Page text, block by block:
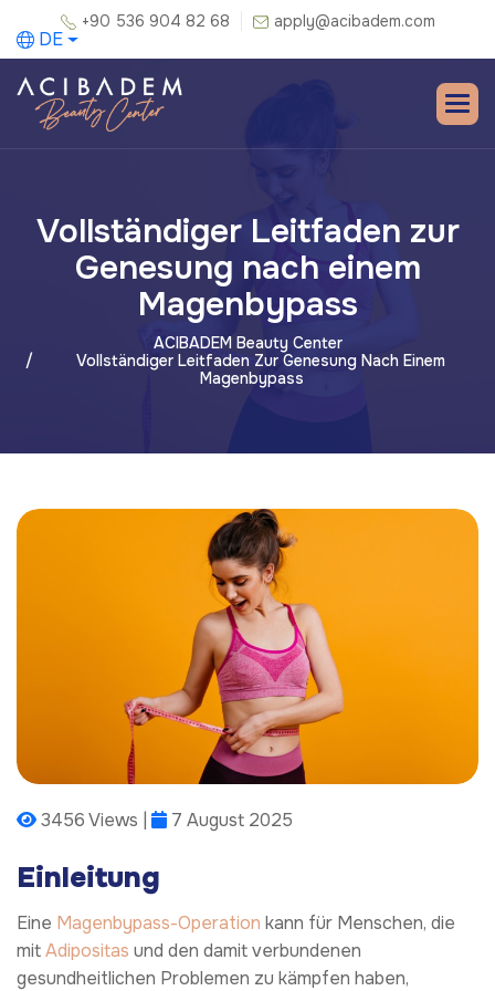
+90 536 904 82 68 apply@acibadem.com
DE
Vollständiger Leitfaden zur
Genesung nach einem
Magenbypass
ACIBADEM Beauty Center
Vollständiger Leitfaden Zur Genesung Nach Einem
Magenbypass
3456 Views | 7 August 2025
Einleitung
Eine Magenbypass-Operation kann für Menschen, die
mitAdipositas und den damit verbundenen
gesundheitlichen Problemen zu kämpfen haben,